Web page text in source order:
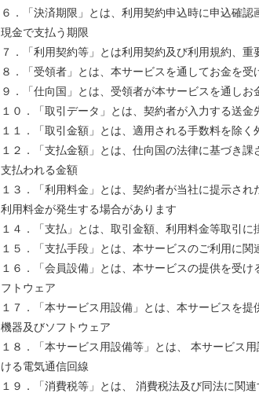
６．「決済期限」とは、利用契約申込時に申込確
現金で支払う期限
７．「利用契約等」とは利用契約及び利用規約、重
８．「受領者」とは、本サービスを通してお金を受
９．「仕向国」とは、受領者が本サービスを通しお
１０．「取引データ」とは、契約者が入力する送
１１．「取引金額」とは、適用される手数料を除
１２．「支払金額」とは、仕向国の法律に基づき
支払われる金額
１３．「利用料金」とは、契約者が当社に提示さ
利用料金が発生する場合があります
１４．「支払」とは、取引金額、利用料金等取引
１５．「支払手段」とは、本サービスのご利用に
１６．「会員設備」とは、本サービスの提供を受
フトウェア
１７．「本サービス用設備」とは、本サービスを
機器及びソフトウェア
１８．「本サービス用設備等」とは、 本サービス
ける電気通信回線
１９．「消費税等」とは、 消費税法及び同法に関